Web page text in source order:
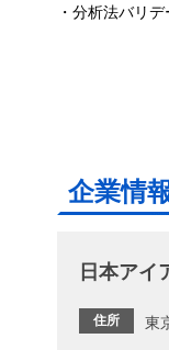
・分析法バリ
企業情
日本アイ
住所 東